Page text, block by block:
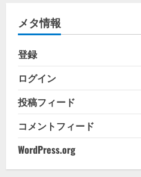
ー
メタ情報
登録
ログイン
投稿フィード
コメントフィード
WordPress.org